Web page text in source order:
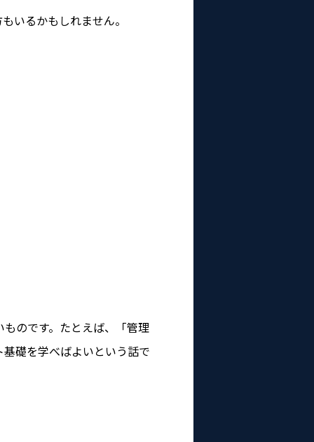
いるかもしれません。
のです。たとえば、「管理
礎を学べばよいという話で